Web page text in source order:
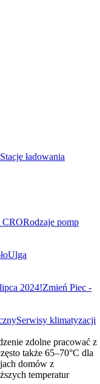
Stacje ładowania
CRORodzaje pomp
Ulga
2024!Zmień Piec -
Serwisy klimatyzacji
zdolne pracować z
także 65–70°C dla
domów z
temperatur